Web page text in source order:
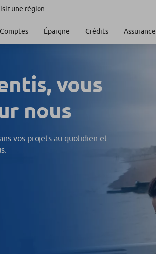
une région
Comptes Épargne Crédits
vous
nous
vos projets au quotidien et